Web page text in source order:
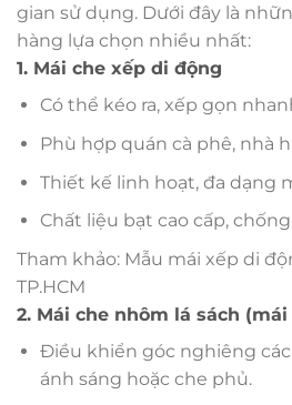
gian sử dụng. Dưới đây là
hàng lựa chọn nhiều nhất:
1. Mái che xếp di động
Có thể kéo ra, xếp gọn
Phù hợp quán cà phê, nhà
Thiết kế linh hoạt, đa dạng
Chất liệu bạt cao cấp,
Tham khảo: Mẫu mái xếp di
TP.HCM
2. Mái che nhôm lá sách
Điều khiển góc nghiêng
ánh sáng hoặc che phủ.